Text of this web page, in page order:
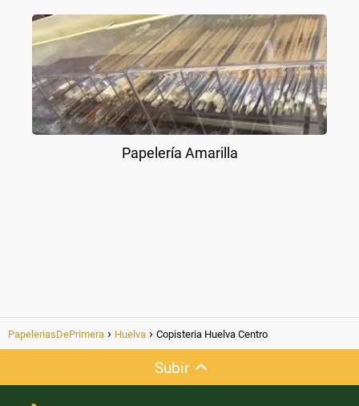
Papelería Amarilla
PapeleriasDePrimera Huelva Copisteria Huelva Centro
Subir